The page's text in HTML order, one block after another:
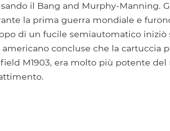
il Bang and Murphy-Manning.
la prima guerra mondiale e
di un fucile semiautomatico iniziò
concluse che la cartuccia
M1903, era molto più potente